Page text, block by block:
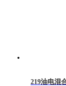
219油电混